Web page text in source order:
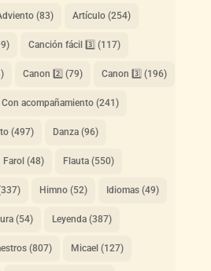
(83) Artículo(254)
Canción fácil 3️⃣ (117)
Canon 2️⃣ (79) Canon 3️⃣ (196)
Con acompañamiento(241)
(497) Danza(96)
Farol (48) Flauta(550)
Himno(52) Idiomas(49)
(54) Leyenda(387)
(807) Micael (127)